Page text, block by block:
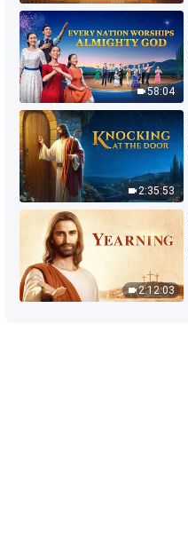
58:04
2:35:53
2:12:03